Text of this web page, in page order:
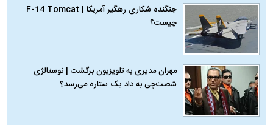
جنگنده شکاری رهگیر آمریکا | F-14 Tomcat
چیست؟
مهران مدیری به تلویزیون برگشت | نوستالژی
شصت‌چی به داد یک ستاره می‌رسد؟